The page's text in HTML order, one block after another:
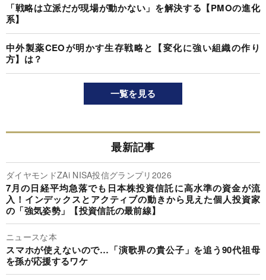
「戦略は立派だが現場が動かない」を解決する【PMOの進化
系】
中外製薬CEOが明かす生存戦略と【変化に強い組織の作り
方】は？
一覧を見る
最新記事
ダイヤモンドZAi NISA投信グランプリ2026
7月の日経平均急落でも日本株投資信託に高水準の資金が流
入！インデックスとアクティブの動きから見えた個人投資家
の「強気姿勢」【投資信託の最前線】
ニュースな本
スマホが使えないので…「演歌界の貴公子」を追う90代祖母
を孫が応援するワケ